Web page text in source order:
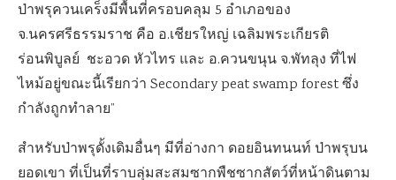
ป่าพรุควนเคร็งมีพื้นที่ครอบคลุม 5 อำเภอของ
จ.นครศรีธรรมราช คือ อ.เชียรใหญ่ เฉลิมพระเกียรติ
ร่อนพิบูลย์ ชะอวด หัวไทร และ อ.ควนขนุน จ.พัทลุง ที่ไฟ
ไหม้อยู่ขณะนี้เรียกว่า Secondary peat swamp forest ซึ่ง
กำลังถูกทำลาย”
สำหรับป่าพรุดั้งเดิมอื่นๆ มีที่อ่างกา ดอยอินทนนท์ ป่าพรุบน
ยอดเขา ที่เป็นที่ราบลุ่มสะสมซากพืชซากสัตว์ที่หน้าดินตาม